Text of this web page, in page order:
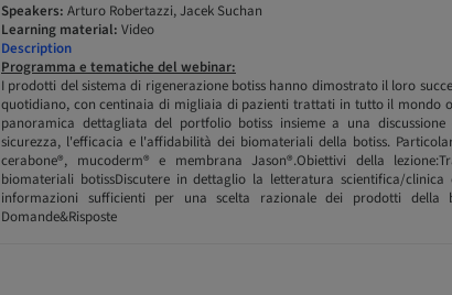
Speakers: Arturo Robertazzi, Jacek Suchan
Learning material: Video
Description
Programma e tematiche del webinar:
I prodotti del sistema di rigenerazione botiss hanno dimostrato il loro
quotidiano, con centinaia di migliaia di pazienti trattati in tutto il mondo
panoramica dettagliata del portfolio botiss insieme a una
sicurezza, l'efficacia e l'affidabilità dei biomateriali della botiss.
cerabone®, mucoderm® e membrana Jason®.Obiettivi della
biomateriali botissDiscutere in dettaglio la letteratura scientifica/
informazioni sufficienti per una scelta razionale dei prodotti della
Domande&Risposte